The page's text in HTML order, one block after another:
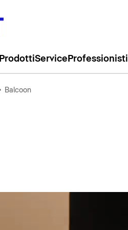
ProdottiService Professionisti
Balcoon